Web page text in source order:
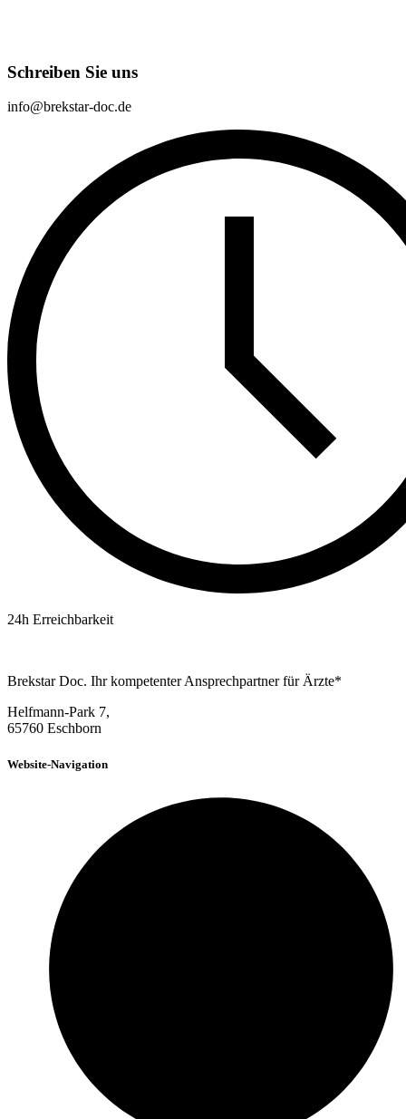
Schreiben Sie uns
info@brekstar-doc.de
24h Erreichbarkeit
Brekstar Doc. Ihr kompetenter Ansprechpartner für Ärzte*
Helfmann-Park 7,
65760 Eschborn
Website-Navigation